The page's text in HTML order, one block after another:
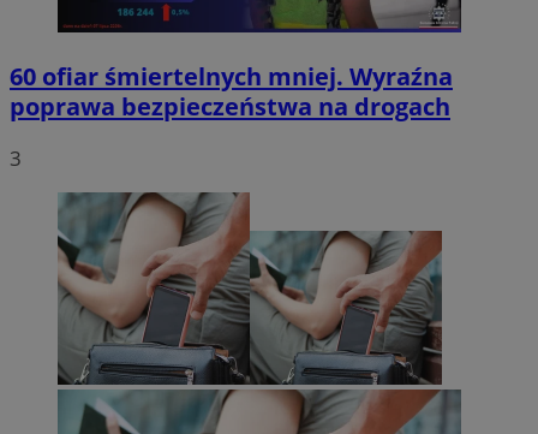
60 ofiar śmiertelnych mniej. Wyraźna
poprawa bezpieczeństwa na drogach
3